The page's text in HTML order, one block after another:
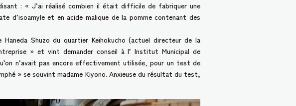
: « J’ai réalisé combien il était difficile de fabriquer une
d’isoamyle et en acide malique de la pomme contenant des
Shuzo du quartier Keihokucho (actuel directeur de la
» et vint demander conseil à l’ Institut Municipal de
n’avait pas encore effectivement utilisée, pour un test de
» se souvint madame Kiyono. Anxieuse du résultat du test,